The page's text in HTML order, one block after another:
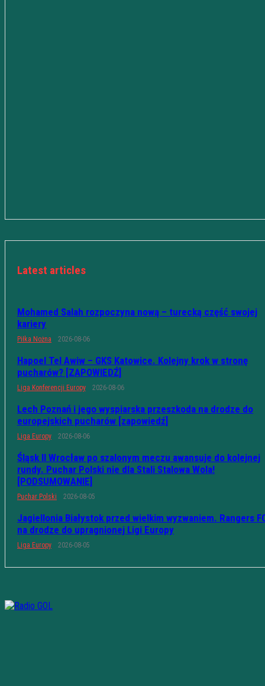
Latest articles
Mohamed Salah rozpoczyna nową – turecką część swojej
kariery
Piłka Nożna 2026-08-06
Hapoel Tel Awiw – GKS Katowice. Kolejny krok w stronę
pucharów? [ZAPOWIEDŹ]
Liga Konferencji Europy 2026-08-06
Lech Poznań i jego wyspiarska przeszkoda na drodze do
europejskich pucharów [zapowiedź]
Liga Europy 2026-08-06
Śląsk II Wrocław po szalonym meczu awansuje do kolejnej
rundy. Puchar Polski nie dla Stali Stalowa Wola!
[PODSUMOWANIE]
Puchar Polski 2026-08-05
Jagiellonia Białystok przed wielkim wyzwaniem. Rangers
na drodze do upragnionej Ligi Europy
Liga Europy 2026-08-05